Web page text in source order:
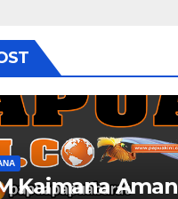
Kaimana Aman